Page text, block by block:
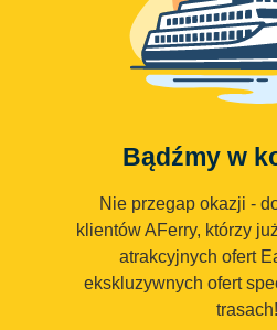
Bądźmy w
Nie przegap okazji -
klientów AFerry, którzy
atrakcyjnych ofert
ekskluzywnych ofert
trasach!